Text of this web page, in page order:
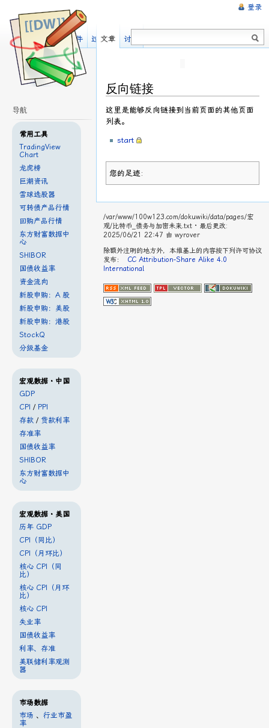
反向链接
这里是能够反向链接到当前页面的其他页面
列表。
start
您的足迹:
登录
文章 讨论
阅读 显示源文件 过去修订
导航
常用工具
TradingView
Chart
龙虎榜
巨潮资讯
雪球选股器
可转债产品行情
回购产品行情
东方财富数据中
心
SHIBOR
国债收益率
资金流向
新股申购：A 股
新股申购：美股
新股申购：港股
StockQ
分级基金
宏观数据・中国
GDP
CPI / PPI
存款 / 贷款利率
存准率
国债收益率
SHIBOR
东方财富数据中
心
宏观数据・美国
历年 GDP
CPI（同比）
CPI（月环比）
核心 CPI（同
比）
核心 CPI（月环
比）
核心 CPI
失业率
国债收益率
利率、存准
美联储利率观测
器
市场数据
市场 、 行业市盈
率
/var/www/100w123.com/dokuwiki/data/pages/宏
观/比特币_债务与加密未来.txt · 最后更改:
2025/06/21 22:47 由 wyrover
除额外注明的地方外，本维基上的内容按下列许可协议
发布：
CC Attribution-Share Alike 4.0
International